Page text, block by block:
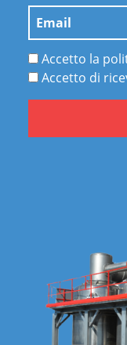
Accetto la
Accetto di